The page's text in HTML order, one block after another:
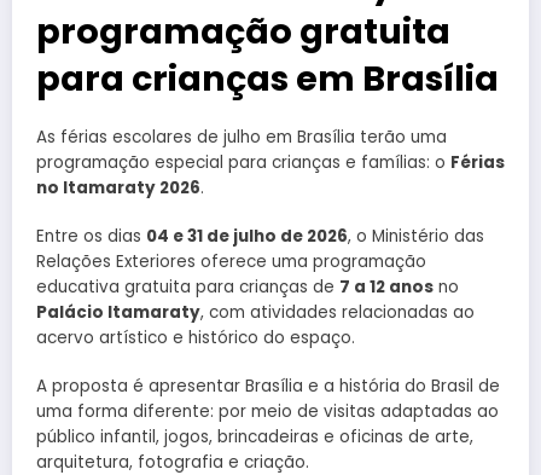
programação gratuita
para crianças em Brasília
As férias escolares de julho em Brasília terão uma
programação especial para crianças e famílias: o Férias
no Itamaraty 2026.
Entre os dias 04 e 31 de julho de 2026, o Ministério das
Relações Exteriores oferece uma programação
educativa gratuita para crianças de 7 a 12 anos no
Palácio Itamaraty, com atividades relacionadas ao
acervo artístico e histórico do espaço.
A proposta é apresentar Brasília e a história do Brasil de
uma forma diferente: por meio de visitas adaptadas ao
público infantil, jogos, brincadeiras e oficinas de arte,
arquitetura, fotografia e criação.